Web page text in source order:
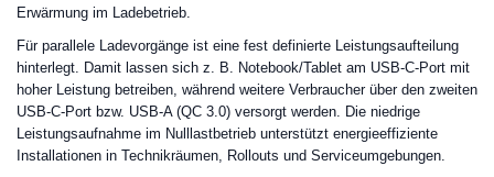
Erwärmung im Ladebetrieb.
Für parallele Ladevorgänge ist eine fest definierte Leistungsaufteilung
hinterlegt. Damit lassen sich z. B. Notebook/Tablet am USB-C-Port mit
hoher Leistung betreiben, während weitere Verbraucher über den zweiten
USB-C-Port bzw. USB-A (QC 3.0) versorgt werden. Die niedrige
Leistungsaufnahme im Nulllastbetrieb unterstützt energieeffiziente
Installationen in Technikräumen, Rollouts und Serviceumgebungen.